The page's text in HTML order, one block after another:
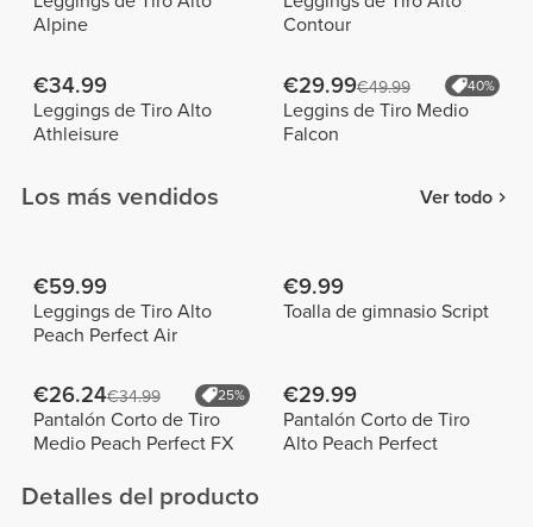
Alpine
Contour
€34.99
Leggings de Tiro Alto
Athleisure
€29.99€49.99 40%
Leggins de Tiro Medio
Falcon
Los más vendidos Ver todo
€59.99
Leggings de Tiro Alto
Peach Perfect Air
€9.99
Toalla de gimnasio Script
€26.24€34.99 25%
Pantalón Corto de Tiro
Medio Peach Perfect FX
€29.99
Pantalón Corto de Tiro
Alto Peach Perfect
Detalles del producto